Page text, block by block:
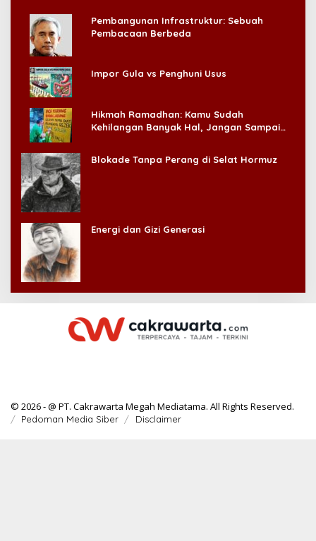
Pembangunan Infrastruktur: Sebuah
Pembacaan Berbeda
Impor Gula vs Penghuni Usus
Hikmah Ramadhan: Kamu Sudah
Kehilangan Banyak Hal, Jangan Sampai
Blokade Tanpa Perang di Selat Hormuz
Energi dan Gizi Generasi
© 2026 - @ PT. Cakrawarta Megah Mediatama. All Rights Reserved.
Pedoman Media Siber Disclaimer